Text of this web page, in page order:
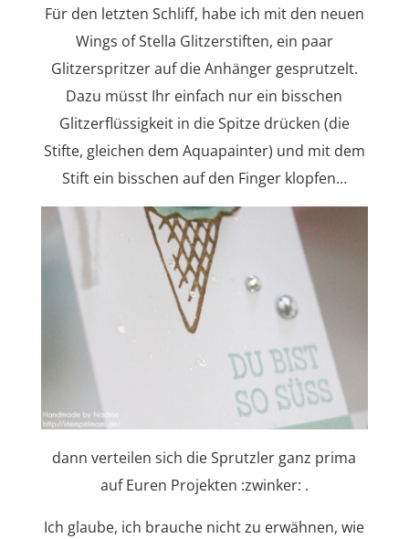
Für den letzten Schliff, habe ich mit den neuen
Wings of Stella Glitzerstiften, ein paar
Glitzerspritzer auf die Anhänger gesprutzelt.
Dazu müsst Ihr einfach nur ein bisschen
Glitzerflüssigkeit in die Spitze drücken (die
Stifte, gleichen dem Aquapainter) und mit dem
Stift ein bisschen auf den Finger klopfen…
dann verteilen sich die Sprutzler ganz prima
auf Euren Projekten :zwinker: .
Ich glaube, ich brauche nicht zu erwähnen, wie